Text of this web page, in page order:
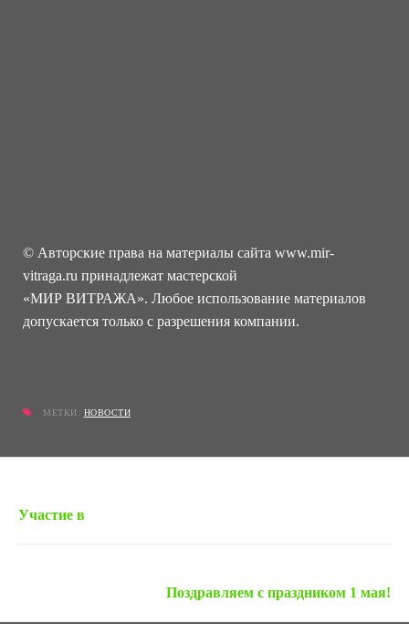
© Авторские права на материалы сайта www.mir-
vitraga.ru принадлежат мастерской
«МИР ВИТРАЖА». Любое использование материалов
допускается только с разрешения компании.
МЕТКИ: НОВОСТИ
Участие в
Поздравляем с праздником 1 мая!